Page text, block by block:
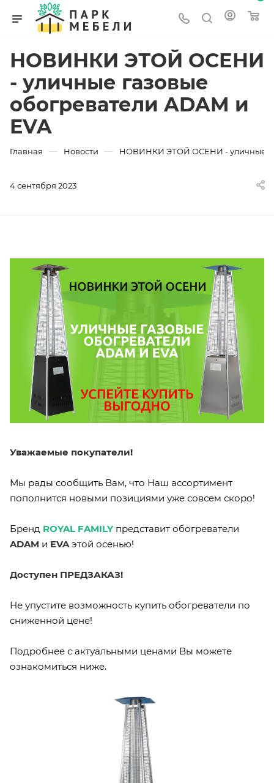
НОВИНКИ ЭТОЙ ОСЕНИ
- уличные газовые
обогреватели ADAM и
EVA
Главная — Новости — НОВИНКИ ЭТОЙ ОСЕНИ - уличные
4 сентября 2023
Уважаемые покупатели!
Мы рады сообщить Вам, что Наш ассортимент
пополнится новыми позициями уже совсем скоро!
Бренд ROYAL FAMILY представит обогреватели
ADAM и EVAэтой осенью!
Доступен ПРЕДЗАКАЗ!
Не упустите возможность купить обогреватели по
сниженной цене!
Подробнее с актуальными ценами Вы можете
ознакомиться ниже.